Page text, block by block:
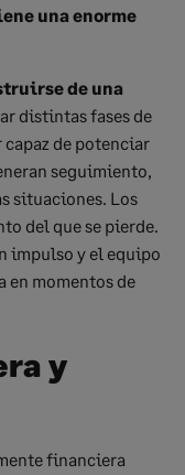
una enorme
de una
distintas fases de
capaz de potenciar
seguimiento,
situaciones. Los
del que se pierde.
impulso y el equipo
en momentos de
y
financiera